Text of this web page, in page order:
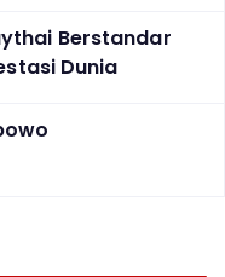
Berstandar
Dunia